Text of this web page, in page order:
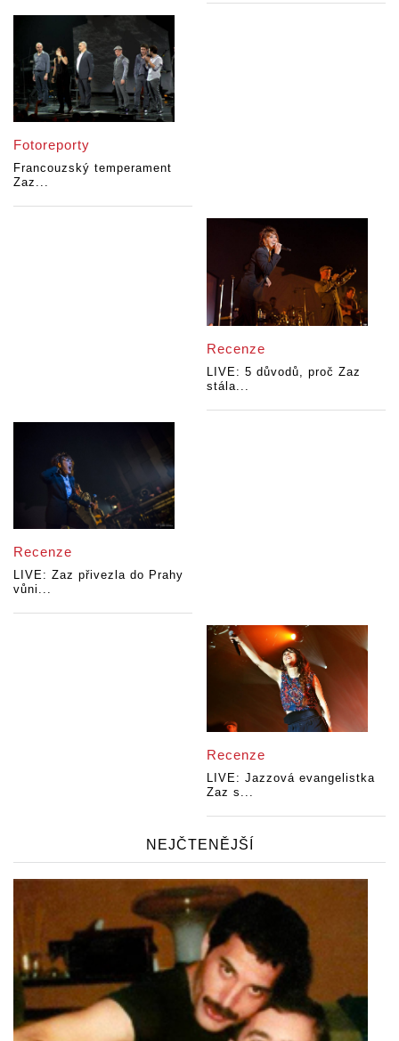
Fotoreporty
Francouzský temperament
Zaz...
Recenze
LIVE: 5 důvodů, proč Zaz
stála...
Recenze
LIVE: Zaz přivezla do Prahy
vůni...
Recenze
LIVE: Jazzová evangelistka
Zaz s...
NEJČTENĚJŠÍ